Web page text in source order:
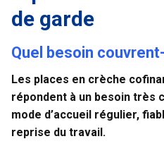
de garde
Quel besoin
Les places en crèche
répondent à un besoin très
mode d’accueil régulier,
reprise du travail.